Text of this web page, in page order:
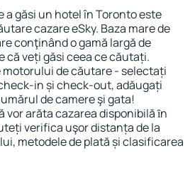
a găsi un hotel în Toronto este
cazare eSky. Baza mare de
conţinând o gamă largă de
că veți găsi ceea ce căutați.
de căutare - selectați
in și check-out, adăugați
de camere şi gata!
vor arăta cazarea disponibilă ȋn
verifica uşor distanța de la
metodele de plată și clasificarea